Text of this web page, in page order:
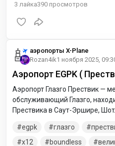
3 лайка390 просмотров
аэропорты X-Plane
Rozan4ik1 ноября 2025,
Аэропорт EGPK (
Аэропорт Глазго Прествик —
обслуживающий Глазго,
Прествика в Саут-Эршире,
Прествик», так как находится
аэропорт называют Аэропорт
egpk глазго
x12
boundless